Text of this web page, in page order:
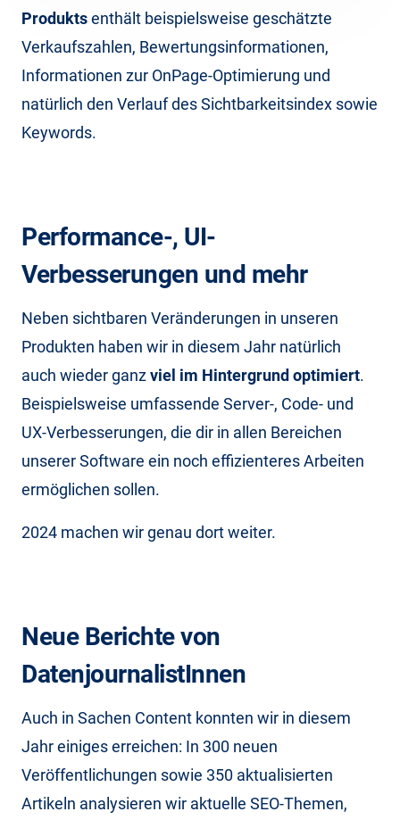
Produktsenthält beispielsweise geschätzte
Verkaufszahlen, Bewertungsinformationen,
Informationen zur OnPage-Optimierung und
natürlich den Verlauf des Sichtbarkeitsindex sowie
Keywords.
Performance-, UI-
Verbesserungen und mehr
Neben sichtbaren Veränderungen in unseren
Produkten haben wir in diesem Jahr natürlich
auch wieder ganzviel im Hintergrund optimiert.
Beispielsweise umfassende Server-, Code- und
UX-Verbesserungen, die dir in allen Bereichen
unserer Software ein noch effizienteres Arbeiten
ermöglichen sollen.
2024 machen wir genau dort weiter.
Neue Berichte von
DatenjournalistInnen
Auch in Sachen Content konnten wir in diesem
Jahr einiges erreichen: In 300 neuen
Veröffentlichungen sowie 350 aktualisierten
Artikeln analysieren wir aktuelle SEO-Themen,